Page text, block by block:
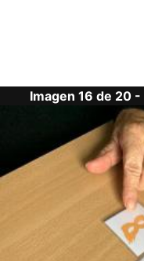
Imagen 16 de 20 -